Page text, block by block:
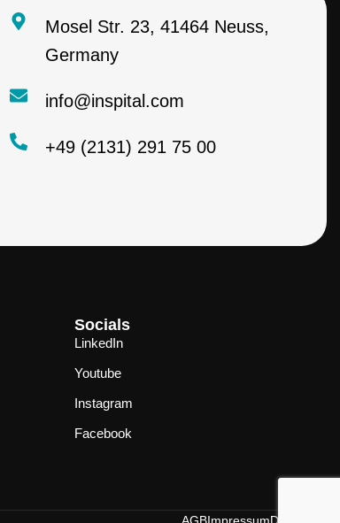
Mosel Str. 23, 41464 Neuss,
Germany
info@inspital.com
+49 (2131) 291 75 00
Socials
LinkedIn
Youtube
Instagram
Facebook